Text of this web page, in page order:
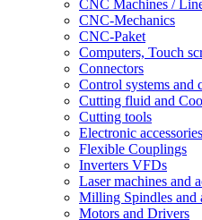
CNC Machines /
CNC-Mechanics
CNC-Paket
Computers, Touch
Connectors
Control systems and
Cutting fluid and
Cutting tools
Electronic accessories
Flexible Couplings
Inverters VFDs
Laser machines and
Milling Spindles and
Motors and Drivers